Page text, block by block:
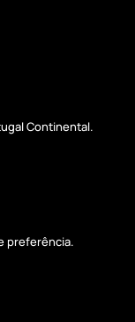
Continental.
preferência.